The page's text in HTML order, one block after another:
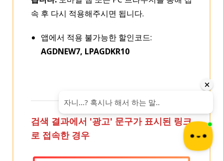
속 후 다시 적용해주시면 됩니다.
앱에서 적용 불가능한 할인코드:
AGDNEW7, LPAGDKR10
검색 결과에서 '광고' 문구가 표시된 링크
로 접속한 경우